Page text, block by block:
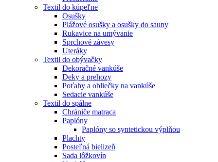
Textil do kúpeľne
Osušky
Plážové osušky a osušky do sauny
Rukavice na umývanie
Sprchové závesy
Uteráky
Textil do obývačky
Dekoračné vankúše
Deky a prehozy
Poťahy a obliečky na vankúše
Sedacie vankúše
Textil do spálne
Chrániče matraca
Paplóny
Paplóny so syntetickou výplňou
Plachty
Posteľná bielizeň
Sada lôžkovín